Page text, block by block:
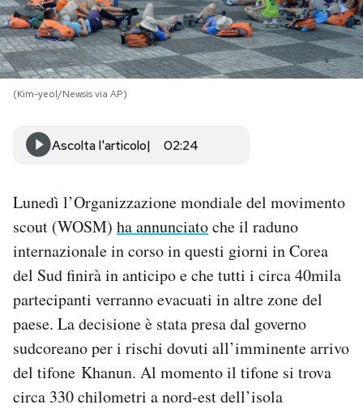
I MIEI PREFERITI
SHOP
CALENDARIO
AREA PERSONALE
Area Personale
Newsletter
Notifiche mobile
Regala il Post
Hai bisogno di aiuto?
Esci
(Kim-yeol/Newsis via AP)
Ascolta l'articolo 02:24
Lunedì l’Organizzazione mondiale del movimento
scout (WOSM) ha annunciatoche il raduno
internazionale in corso in questi giorni in Corea
del Sud finirà in anticipo e che tutti i circa 40mila
partecipanti verranno evacuati in altre zone del
paese. La decisione è stata presa dal governo
sudcoreano per i rischi dovuti all’imminente arrivo
del tifone Khanun. Al momento il tifone si trova
circa 330 chilometri a nord-est dell’isola